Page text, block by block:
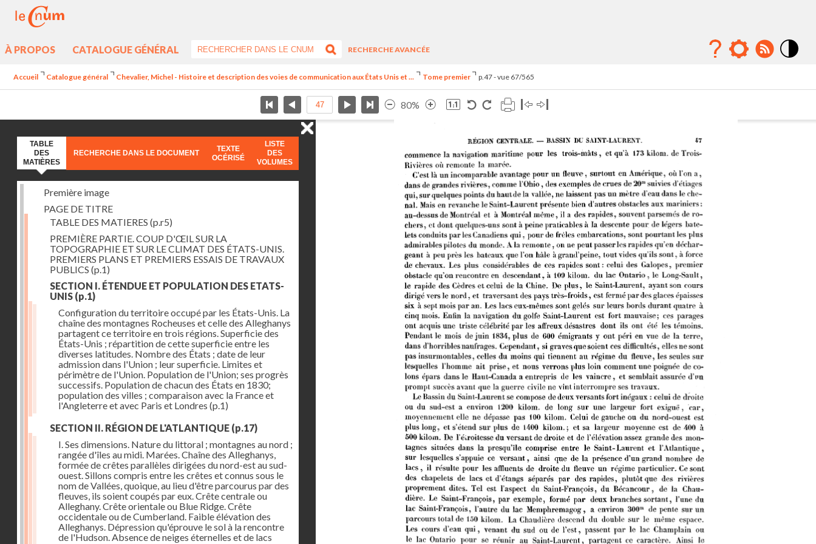
À PROPOS CATALOGUE GÉNÉRAL
RECHERCHE AVANCÉE
Accueil Catalogue général Chevalier, Michel - Histoire et description des voies de communication aux États Unis et ... Tome premier p.47 - vue 67/565
80%
TABLE
DES
MATIÈRES
RECHERCHE DANS LE DOCUMENT
TEXTE
OCÉRISÉ
LISTE
DES
VOLUMES
Première image
PAGE DE TITRE
TABLE DES MATIERES (p.r5)
PREMIÈRE PARTIE. COUP D'ŒIL SUR LA
TOPOGRAPHIE ET SUR LE CLIMAT DES ÉTATS-UNIS.
PREMIERS PLANS ET PREMIERS ESSAIS DE TRAVAUX
PUBLICS (p.1)
SECTION I. ÉTENDUE ET POPULATION DES ETATS-
UNIS (p.1)
Configuration du territoire occupé par les États-Unis. La
chaîne des montagnes Rocheuses et celle des Alleghanys
partagent ce territoire en trois régions. Superficie des
États-Unis ; répartition de cette superficie entre les
diverses latitudes. Nombre des États ; date de leur
admission dans l'Union ; leur superficie. Limites et
périmètre de l'Union. Population de l'Union; ses progrès
successifs. Population de chacun des États en 1830;
population des villes ; comparaison avec la France et
l'Angleterre et avec Paris et Londres (p.1)
SECTION II. RÉGION DE L'ATLANTIQUE (p.17)
I. Ses dimensions. Nature du littoral ; montagnes au nord ;
rangée d'îles au midi. Marées. Chaîne des Alleghanys,
formée de crêtes parallèles dirigées du nord-est au sud-
ouest. Sillons compris entre les crêtes et connus sous le
nom de Vallées, quoique, au lieu d'être parcourus par des
fleuves, ils soient coupés par eux. Crête centrale ou
Alleghany. Crête orientale ou Blue Ridge. Crête
occidentale ou de Cumberland. Faible élévation des
Alleghanys. Dépression qu'éprouve le sol à la rencontre
de l'Hudson. Absence de neiges éternelles et de lacs